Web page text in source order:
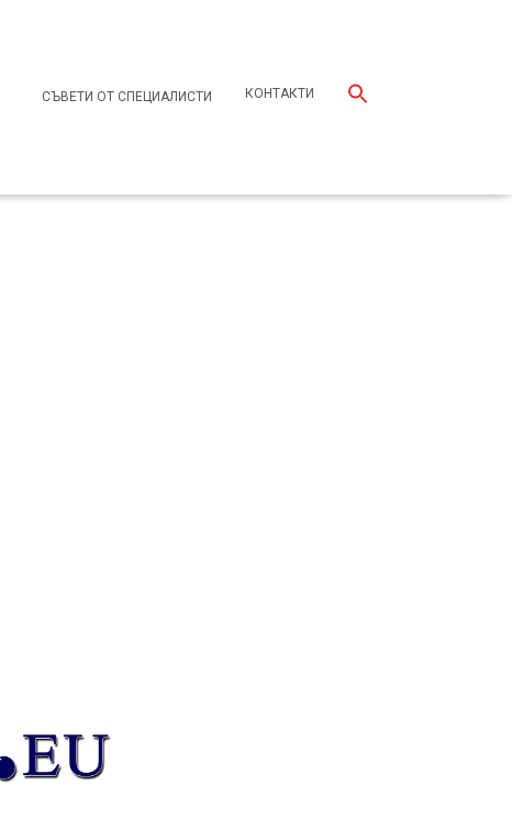
СЪВЕТИ ОТ СПЕЦИАЛИСТИ КОНТАКТИ